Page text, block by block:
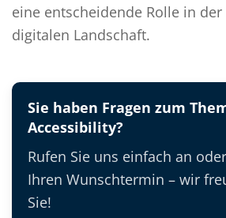
eine entscheidende Rolle in
digitalen Landschaft.
Sie haben Fragen zum
Accessibility?
Rufen Sie uns einfach an
Ihren Wunschtermin – wir
Sie!